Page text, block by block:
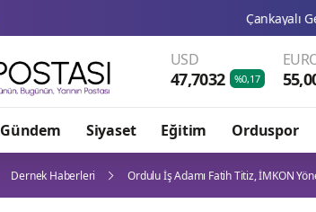
Çankayalı Gençler "Beş
USD
47,7032 %0,17
Gündem Siyaset Eğitim Orduspor
Dernek Haberleri Ordulu İş Adamı Fatih Titiz, İMKON